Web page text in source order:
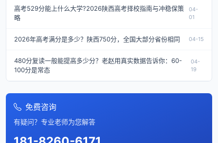
高考529分能上什么大学?2026陕西高考择校指南与冲稳保策
略
04-
01
2026年高考满分是多少？陕西750分，全国大部分省份相同 04-15
480分复读一般能提高多少分？老赵用真实数据告诉你：60-
100分是常态
04-
19
免费咨询
有疑问？专业老师为您解答